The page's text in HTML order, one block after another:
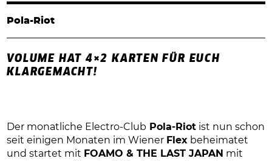
Pola-Riot
VOLUME HAT 4×2 KARTEN FÜR EUCH
KLARGEMACHT!
Der monatliche Electro-Club Pola-Riot ist nun schon
seit einigen Monaten im Wiener Flex beheimatet
und startet mit FOAMO & THE LAST JAPAN mit